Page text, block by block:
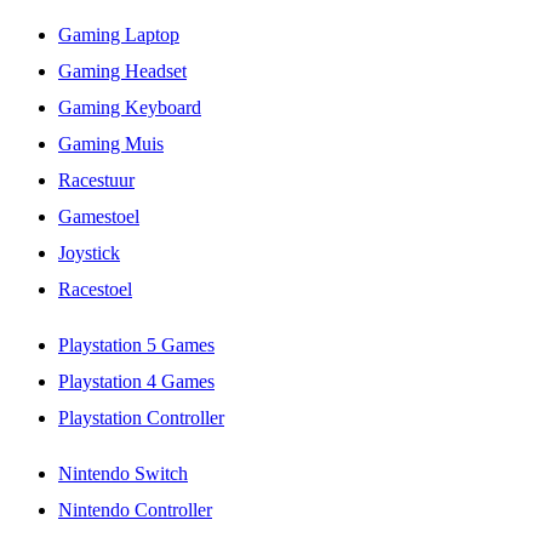
Gaming Laptop
Gaming Headset
Gaming Keyboard
Gaming Muis
Racestuur
Gamestoel
Joystick
Racestoel
Playstation 5 Games
Playstation 4 Games
Playstation Controller
Nintendo Switch
Nintendo Controller